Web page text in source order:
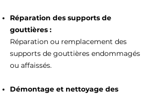
Réparation des supports de
gouttières :
Réparation ou remplacement des
supports de gouttières endommagés
ou affaissés.
Démontage et nettoyage des